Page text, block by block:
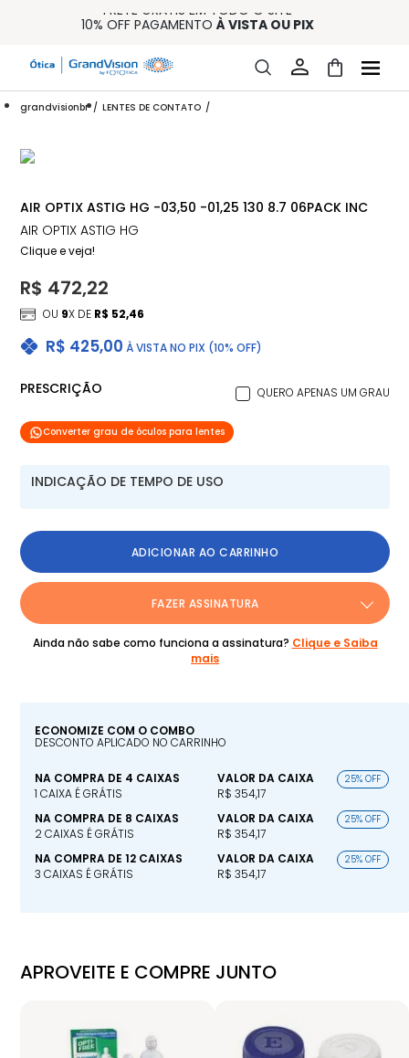
FRETE GRÁTIS EM TODO O SITE
10% OFF PAGAMENTO À VISTA OU PIX
15% OFF NA PRIMEIRA COMPRA (CONSULTE REGULAMENTO)
32% OFF NO COMBO - CONS. REG.
grandvisionbr LENTES DE CONTATO
AIR OPTIX ASTIG HG -03,50 -01,25 130 8.7 06PACK INC
AIR OPTIX ASTIG HG
Clique e veja!
R$ 425,00 À VISTA NO PIX (10% OFF)
R$ 472,22
OU 9X DE R$ 52,46
PRESCRIÇÃO QUERO APENAS UM GRAU
Converter grau de óculos para lentes
INDICAÇÃO DE TEMPO DE USO
ADICIONAR AO CARRINHO
FAZER ASSINATURA
Ainda não sabe como funciona a assinatura? Clique e Saiba
mais
ECONOMIZE COM O COMBO
DESCONTO APLICADO NO CARRINHO
NA COMPRA DE 4 CAIXAS
1 CAIXA É GRÁTIS
VALOR DA CAIXA
R$ 354,17
25% OFF
NA COMPRA DE 8 CAIXAS
2 CAIXAS É GRÁTIS
VALOR DA CAIXA
R$ 354,17
25% OFF
NA COMPRA DE 12 CAIXAS
3 CAIXAS É GRÁTIS
VALOR DA CAIXA
R$ 354,17
25% OFF
APROVEITE E COMPRE JUNTO